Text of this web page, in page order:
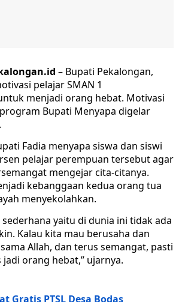
– Bupati Pekalongan,
pelajar SMAN 1
menjadi orang hebat. Motivasi
Bupati Menyapa digelar
Fadia menyapa siswa dan siswi
pelajar perempuan tersebut agar
mengejar cita-citanya.
kebanggaan kedua orang tua
menyekolahkan.
yaitu di dunia ini tidak ada
Kalau kita mau berusaha dan
Allah, dan terus semangat, pasti
orang hebat,” ujarnya.
Gratis PTSL Desa Bodas